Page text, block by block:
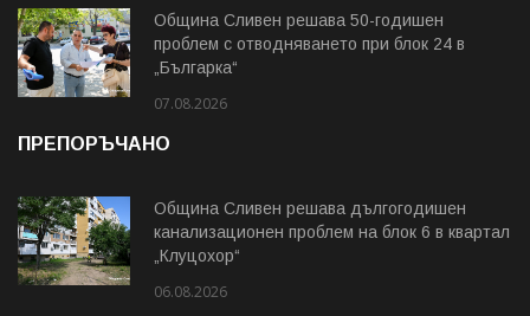
Община Сливен решава 50-годишен
проблем с отводняването при блок 24 в
„Българка“
07.08.2026
ПРЕПОРЪЧАНО
Община Сливен решава дългогодишен
канализационен проблем на блок 6 в квартал
„Клуцохор“
06.08.2026